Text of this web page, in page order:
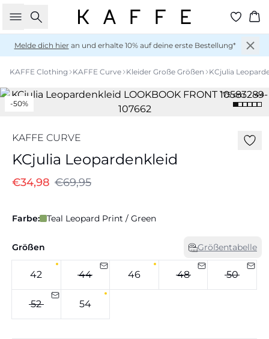
Suche
Melde dich hieran und erhalte 10% auf deine erste Bestellung*
KAFFE Clothing KAFFE Curve Kleider Große Größen KCjulia
175 cm • 44
-50%
KAFFE CURVE
KCjulia Leopardenkleid
€34,98 €69,95
Farbe: Teal Leopard Print / Green
Größen Größentabelle
42 44 46 48 50
52 54